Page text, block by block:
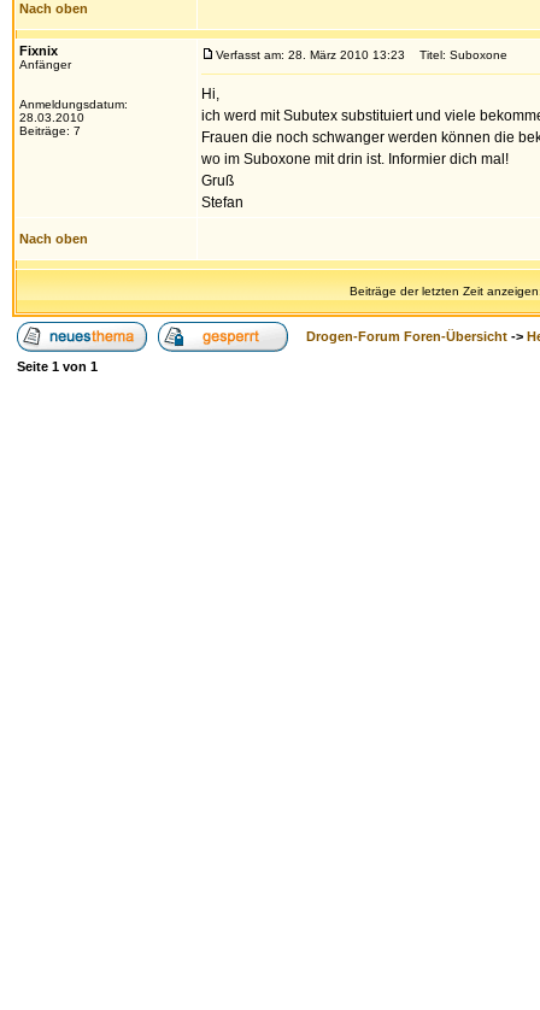
Nach oben
Fixnix
Anfänger
Anmeldungsdatum:
28.03.2010
Beiträge: 7
Verfasst am: 28. März 2010 13:23 Titel: Suboxone
Hi,
ich werd mit Subutex substituiert und viele
Frauen die noch schwanger werden können die
wo im Suboxone mit drin ist. Informier dich mal!
Gruß
Stefan
Nach oben
Beiträge der letzten Zeit
Drogen-Forum Foren-Übersicht ->
Seite 1 von 1